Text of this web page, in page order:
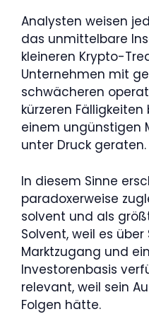
Analysten weisen
das unmittelbare
kleineren Krypto-
Unternehmen mit
schwächeren
kürzeren
einem ungünstigen
unter Druck geraten.
In diesem Sinne
paradoxerweise
solvent und als
Solvent, weil es
Marktzugang und
Investorenbasis
relevant, weil sein
Folgen hätte.